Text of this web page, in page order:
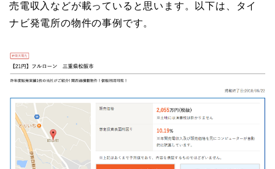
売電収入などが載っていると思います。以下は、タイ
ナビ発電所の物件の事例です。